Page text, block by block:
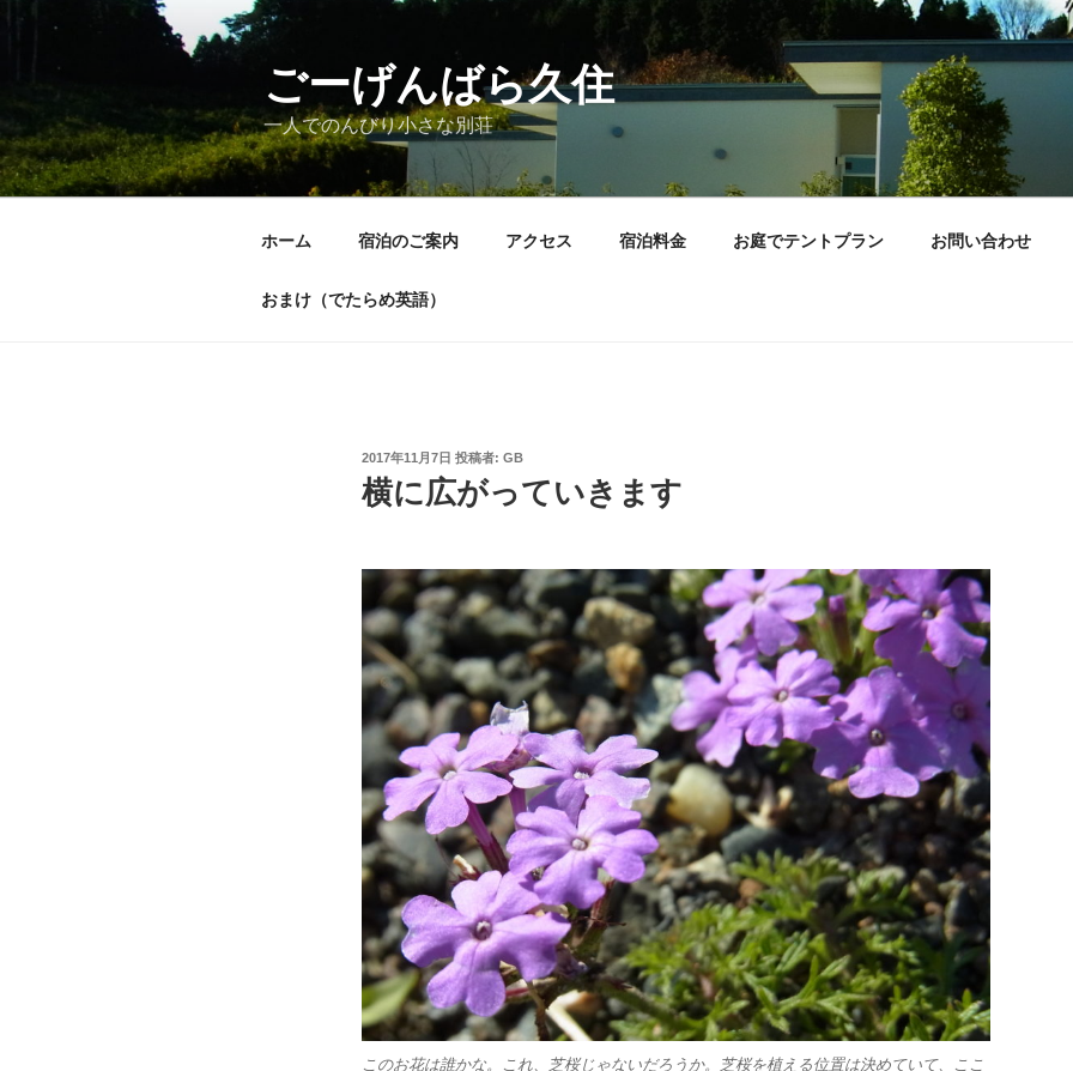
へ
ス
ごーげんばら久住
一人でのんびり小さな別荘
ホーム 宿泊のご案内 アクセス 宿泊料金 お庭でテントプラン お問い合わせ
おまけ（でたらめ英語）
投
稿
日:
2017年11月7日 投稿者: GB
横に広がっていきます
このお花は誰かな。これ、芝桜じゃないだろうか。芝桜を植える位置は決めていて、ここ